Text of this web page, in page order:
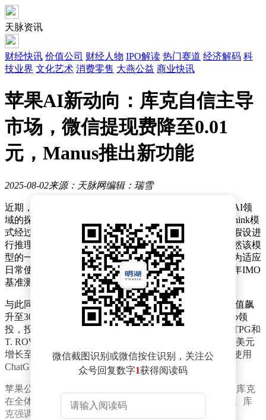
天脉资讯
财经快讯 价值公司 财经人物 IPO解读 热门赛道 经济解码 科
技业界 文化艺术 消费零售 大燕公益 商业快讯
苹果AI新动向：库克自信主导
市场，微信提现费降至0.01
元，Manus推出新功能
2025-08-02来源：天脉网编辑：瑞雪
近期，科技界一系列重要进展吸引了广泛关注。谷歌在AI领
域的探索再次迈出重要一步，其Gemini 2.5 Pro的Deep Think模
式经过升级后，性能显著提升。这一模式能够综合多个假设进
行推理，为用户提供更精准的答案。值得注意的是，虽然该模
型的一个变体曾在国际数学奥林匹克竞赛中斩获金牌，为适应
日常使用场景，谷歌对其进行了加速优化，导致在2025年IMO
基准测试中仅达到铜牌水平。
与此同时，OpenAI宣布成功筹集83亿美元资金，公司估值飙
升至3000亿美元。此次融资由Dragoneer Investment Group领
投，投资金额高达28亿美元，其他参与者还包括黑石、TPG和
T. ROWE。OpenAI的年度经常性收入已从6月份的100亿美元
增长至130亿美元，预计到年底将超过200亿美元。付费使用
ChatGPT的商业用户数量也从300万增加到500万。
苹果公司在AI领域的布局也备受瞩目。首席执行官蒂姆·库克
在全体员工大会上透露，苹果已将开发AI业务放在首位。库
克强调，尽管苹果并非总是行业首创者，但凭借Mac、
微信截图识别或微信按住识别，关注公
众号回复数字1获得阅读码